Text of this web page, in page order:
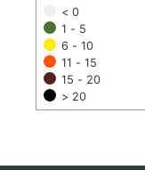
< 0
1 - 5
6 - 10
11 - 15
15 - 20
> 20